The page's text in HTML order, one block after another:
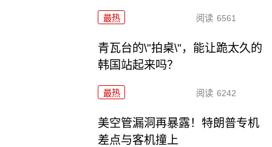
最热 阅读 6561
青瓦台的\"拍桌\"，能让跪太久的
韩国站起来吗？
最热 阅读 6242
美空管漏洞再暴露！特朗普专机
差点与客机撞上